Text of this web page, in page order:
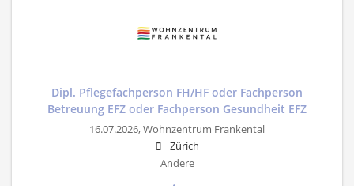
Dipl. Pflegefachperson FH/HF oder Fachperson
Betreuung EFZ oder Fachperson Gesundheit EFZ
16.07.2026,Wohnzentrum Frankental
Zürich
Andere